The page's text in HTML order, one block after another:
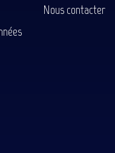
Nous contacter